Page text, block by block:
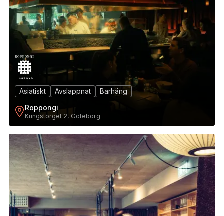
Asiatiskt Avslappnat
Barhäng
Roppongi
Kungstorget 2, Göteborg
12